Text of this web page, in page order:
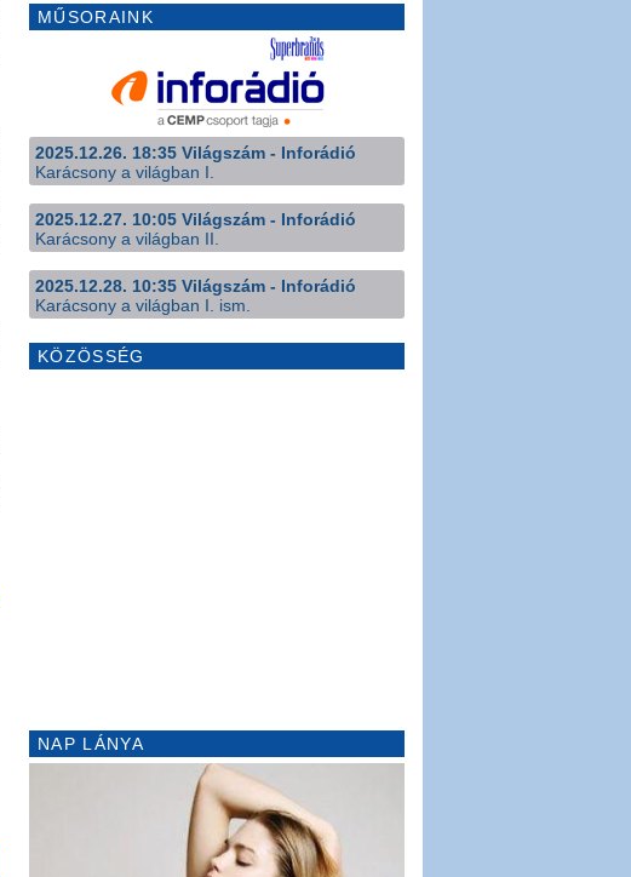
MŰSORAINK
2025.12.26. 18:35 Világszám - Inforádió
Karácsony a világban I.
2025.12.27. 10:05 Világszám - Inforádió
Karácsony a világban II.
2025.12.28. 10:35 Világszám - Inforádió
Karácsony a világban I. ism.
KÖZÖSSÉG
NAP LÁNYA